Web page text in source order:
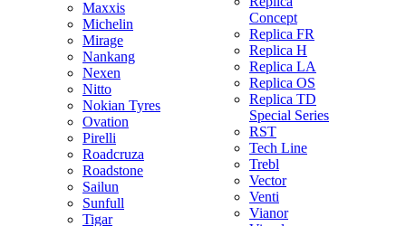
Maxxis
Michelin
Mirage
Nankang
Nexen
Nitto
Nokian Tyres
Ovation
Pirelli
Roadcruza
Roadstone
Sailun
Sunfull
Tigar
Concept
Replica FR
Replica H
Replica LA
Replica OS
Replica TD
Special Series
RST
Tech Line
Trebl
Vector
Venti
Vianor